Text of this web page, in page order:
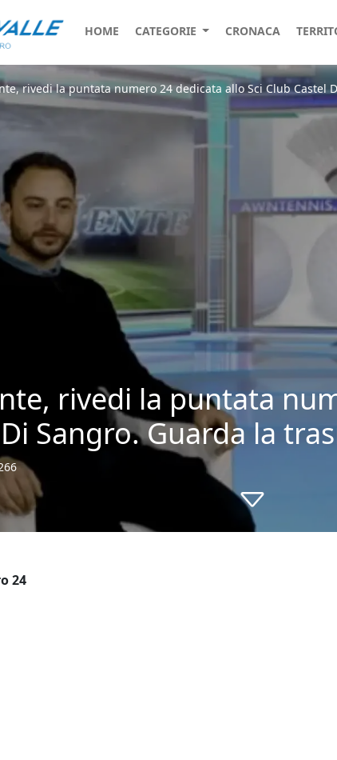
HOME CATEGORIE CRONACA
rivedi la puntata numero 24 dedicata allo Sci Club Castel
rivedi la puntata
Sangro. Guarda la
24